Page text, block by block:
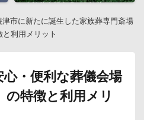
家族葬専門斎場｜家族葬のタク
セル西焼津の特徴と利用メリッ
津市に新たに誕生した家族葬専門斎場
と利用メリット
・便利な葬儀会場
の特徴と利用メリ